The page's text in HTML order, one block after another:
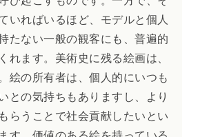
いればいるほど、モデルと個人
たない一般の観客にも、普遍的
れます。美術史に残る絵画は、
絵の所有者は、個人的にいつも
との気持ちもありますし、より
らうことで社会貢献したいとい